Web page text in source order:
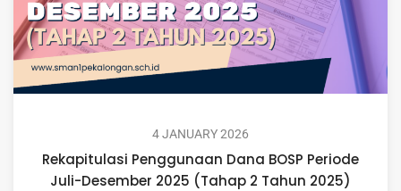
4 JANUARY 2026
Rekapitulasi Penggunaan Dana BOSP Periode
Juli-Desember 2025 (Tahap 2 Tahun 2025)